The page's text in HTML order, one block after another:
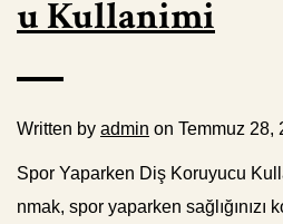
u Kullanimi
Written by admin on Temmuz 28,
Spor Yaparken Diş Koruyucu
nmak, spor yaparken sağlığınızı